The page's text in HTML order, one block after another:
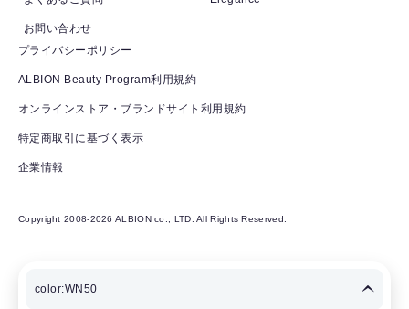
お問い合わせ
プライバシーポリシー
ALBION Beauty Program利用規約
オンラインストア・ブランドサイト利用規約
特定商取引に基づく表示
企業情報
Copyright 2008-2026 ALBION co., LTD. All Rights Reserved.